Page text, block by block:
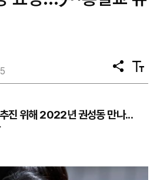
공
유
텍
스
진 위해 2022년 권성동 만나...